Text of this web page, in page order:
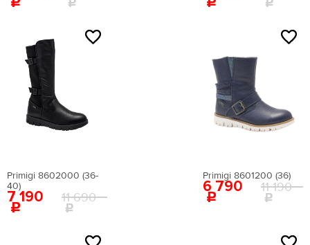
NEW
Primigi 8602000 (36-
40)
7 190 11 690
Primigi 8601200 (36)
6 790 11 190